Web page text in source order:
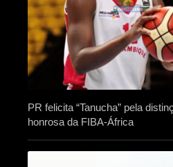
PR felicita “Tanucha” pela
honrosa da FIBA-África